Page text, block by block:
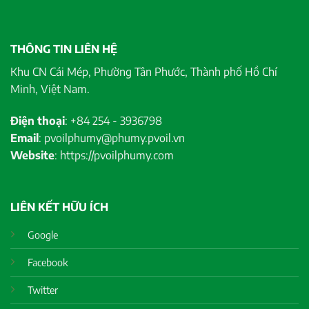
THÔNG TIN LIÊN HỆ
Khu CN Cái Mép, Phường Tân Phước, Thành phố Hồ Chí
Minh, Việt Nam.
Điện thoại: +84 254 - 3936798
Email: pvoilphumy@phumy.pvoil.vn
Website: https://pvoilphumy.com
LIÊN KẾT HỮU ÍCH
Google
Facebook
Twitter